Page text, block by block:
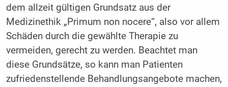
dem allzeit gültigen Grundsatz aus der
Medizinethik „Primum non nocere“, also vor allem
Schäden durch die gewählte Therapie zu
vermeiden, gerecht zu werden. Beachtet man
diese Grundsätze, so kann man Patienten
zufriedenstellende Behandlungsangebote machen,